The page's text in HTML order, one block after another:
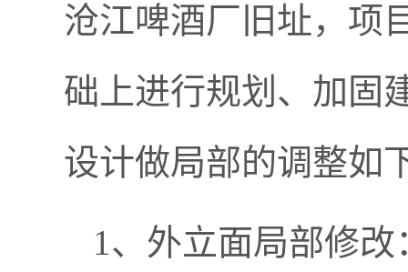
沧江啤酒厂旧址，项
础上进行规划、加固
设计做局部的调整如
1、外立面局部修